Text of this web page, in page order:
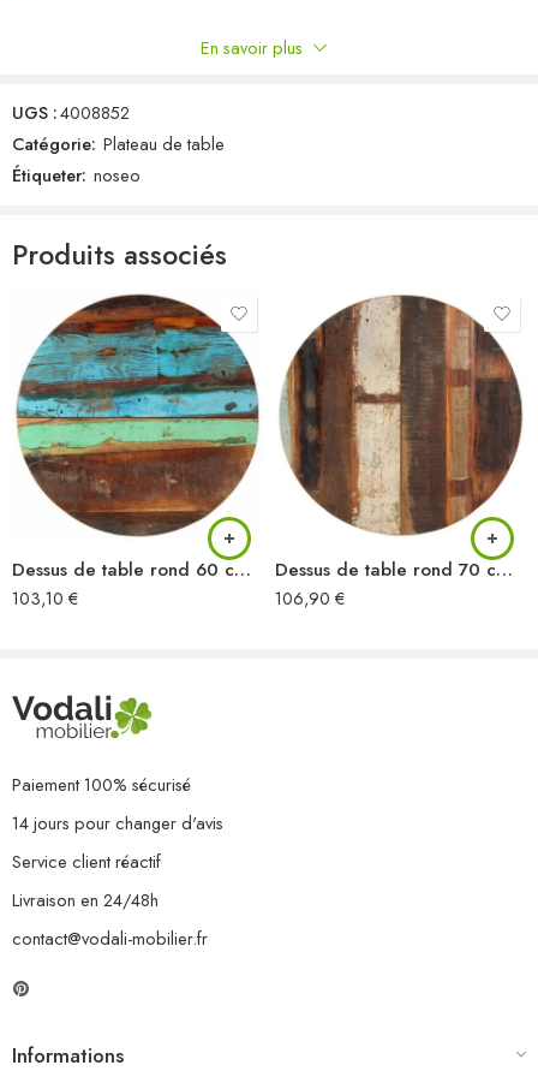
Il n'y a pas encore de critiques.
En savoir plus
UGS :4008852
Catégorie: Plateau de table
Étiqueter: noseo
Produits associés
Dessus de table rond 60 cm 25-27 mm Bois de récupération solide
103,10 €
Dessus de table rond 70 cm 15-16 mm Bois de récupération
106,90 €
Paiement 100% sécurisé
14 jours pour changer d'avis
Service client réactif
Livraison en 24/48h
contact@vodali-mobilier.fr
Informations